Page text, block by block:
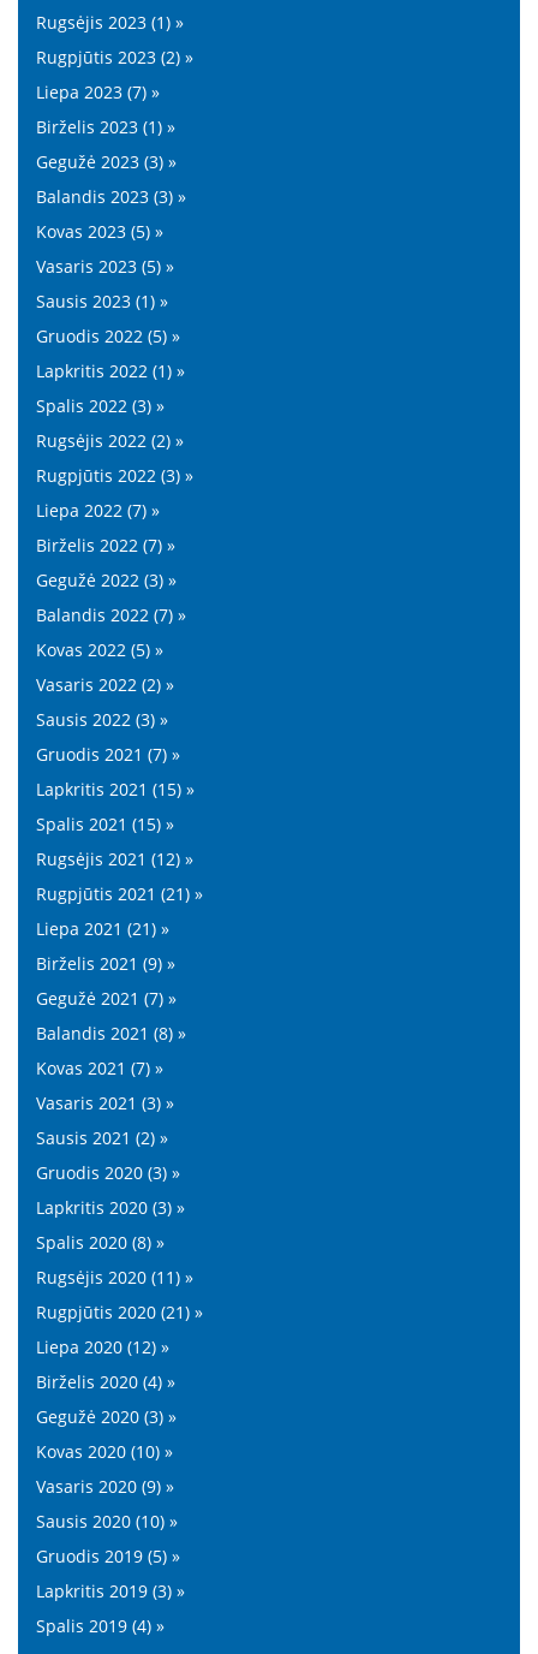
Rugsėjis 2023 (1) »
Rugpjūtis 2023 (2) »
Liepa 2023 (7) »
Birželis 2023 (1) »
Gegužė 2023 (3) »
Balandis 2023 (3) »
Kovas 2023 (5) »
Vasaris 2023 (5) »
Sausis 2023 (1) »
Gruodis 2022 (5) »
Lapkritis 2022 (1) »
Spalis 2022 (3) »
Rugsėjis 2022 (2) »
Rugpjūtis 2022 (3) »
Liepa 2022 (7) »
Birželis 2022 (7) »
Gegužė 2022 (3) »
Balandis 2022 (7) »
Kovas 2022 (5) »
Vasaris 2022 (2) »
Sausis 2022 (3) »
Gruodis 2021 (7) »
Lapkritis 2021 (15) »
Spalis 2021 (15) »
Rugsėjis 2021 (12) »
Rugpjūtis 2021 (21) »
Liepa 2021 (21) »
Birželis 2021 (9) »
Gegužė 2021 (7) »
Balandis 2021 (8) »
Kovas 2021 (7) »
Vasaris 2021 (3) »
Sausis 2021 (2) »
Gruodis 2020 (3) »
Lapkritis 2020 (3) »
Spalis 2020 (8) »
Rugsėjis 2020 (11) »
Rugpjūtis 2020 (21) »
Liepa 2020 (12) »
Birželis 2020 (4) »
Gegužė 2020 (3) »
Kovas 2020 (10) »
Vasaris 2020 (9) »
Sausis 2020 (10) »
Gruodis 2019 (5) »
Lapkritis 2019 (3) »
Spalis 2019 (4) »